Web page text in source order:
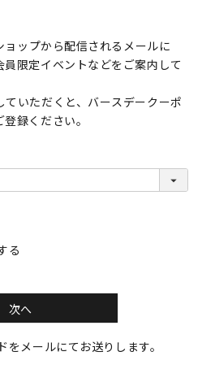
ップから配信されるメールに
限定イベントなどをご案内して
ていただくと、バースデークーポ
録ください。
る
次へ
をメールにてお送りします。